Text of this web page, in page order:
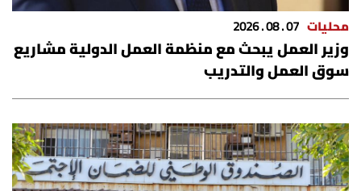
محليات 07 . 08 . 2026
وزير العمل يبحث مع منظمة العمل الدولية مشاريع
سوق العمل والتدريب